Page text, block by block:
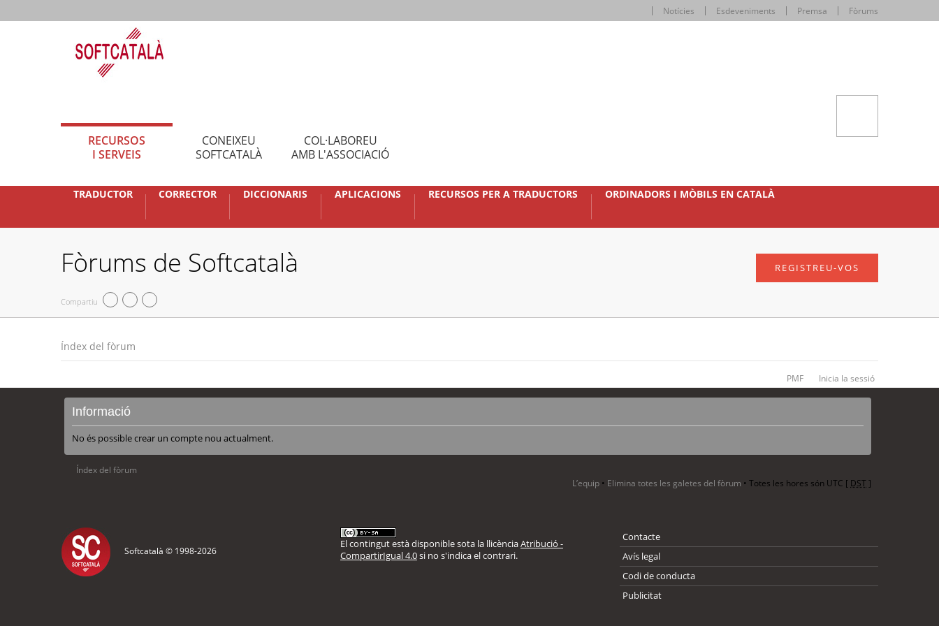
Notícies Esdeveniments Premsa Fòrums
RECURSOS
I SERVEIS
CONEIXEU
SOFTCATALÀ
COL·LABOREU
AMB L'ASSOCIACIÓ
TRADUCTOR CORRECTOR DICCIONARIS APLICACIONS RECURSOS PER A TRADUCTORS ORDINADORS I MÒBILS EN CATALÀ
Fòrums de Softcatalà
Compartiu
REGISTREU-VOS
Índex del fòrum
PMF Inicia la sessió
Informació
No és possible crear un compte nou actualment.
Índex del fòrum
L’equip • Elimina totes les galetes del fòrum • Totes les hores són UTC [ DST]
Softcatalà © 1998-2026
El contingut està disponible sota la llicènciaAtribució -
CompartirIgual 4.0si no s'indica el contrari.
Contacte
Avís legal
Codi de conducta
Publicitat